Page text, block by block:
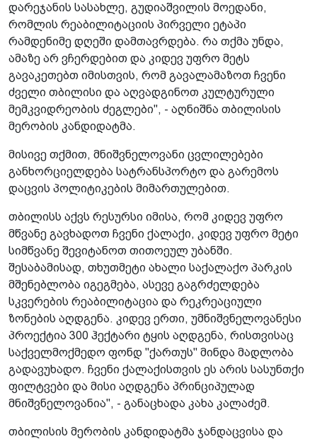
დარეჯანის სასახლე, გუდიაშვილის მოედანი,
რომლის რეაბილიტაციის პირველი ეტაპი
რამდენიმე დღეში დამთავრდება. რა თქმა უნდა,
ამაზე არ ვჩერდებით და კიდევ უფრო მეტს
გავაკეთებთ იმისთვის, რომ გავალამაზოთ ჩვენი
ძველი თბილისი და აღვადგინოთ კულტურული
მემკვიდრეობის ძეგლები", - აღნიშნა თბილისის
მერობის კანდიდატმა.
მისივე თქმით, მნიშვნელოვანი ცვლილებები
განხორციელდება სატრანსპორტო და გარემოს
დაცვის პოლიტიკების მიმართულებით.
თბილისს აქვს რესურსი იმისა, რომ კიდევ უფრო
მწვანე გავხადოთ ჩვენი ქალაქი, კიდევ უფრო მეტი
სიმწვანე შევიტანოთ თითოეულ უბანში.
შესაბამისად, თხუთმეტი ახალი საქალაქო პარკის
მშენებლობა იგეგმება, ასევე გაგრძელდება
სკვერების რეაბილიტაცია და რეკრეაციული
ზონების აღდგენა. კიდევ ერთი, უმნიშვნელოვანესი
პროექტია 300 ჰექტარი ტყის აღდგენა, რისთვისაც
საქველმოქმედო ფონდ "ქართუს" მინდა მადლობა
გადავუხადო. ჩვენი ქალაქისთვის ეს არის სასუნთქი
ფილტვები და მისი აღდგენა პრინციპულად
მნიშვნელოვანია", - განაცხადა კახა კალაძემ.
თბილისის მერობის კანდიდატმა ჯანდაცვისა და